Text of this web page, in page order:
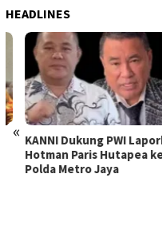
HEADLINES
«
KANNI Dukung PWI Laporkan
Hotman Paris Hutapea ke
Polda Metro Jaya